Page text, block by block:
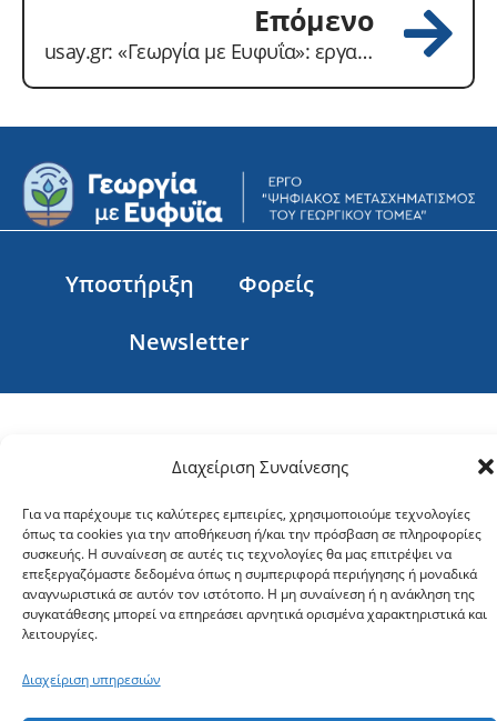
Διαχείριση Συναίνεσης
Για να παρέχουμε τις καλύτερες εμπειρίες, χρησιμοποιούμε τεχνολογίες
όπως τα cookies για την αποθήκευση ή/και την πρόσβαση σε πληροφορίες
συσκευής. Η συναίνεση σε αυτές τις τεχνολογίες θα μας επιτρέψει να
επεξεργαζόμαστε δεδομένα όπως η συμπεριφορά περιήγησης ή μοναδικά
αναγνωριστικά σε αυτόν τον ιστότοπο. Η μη συναίνεση ή η ανάκληση της
συγκατάθεσης μπορεί να επηρεάσει αρνητικά ορισμένα χαρακτηριστικά και
λειτουργίες.
Διαχείριση υπηρεσιών
Επόμενο
usay.gr: «Γεωργία με Ευφυΐα»: εργαλείο στα χέρια των επαγγελματιών της ελληνικής υπαίθρου!
Υποστήριξη
Φορείς
Newsletter